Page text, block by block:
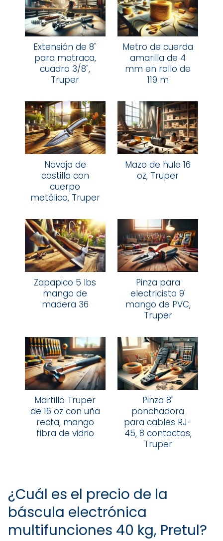
Extensión de 8"
para matraca,
cuadro 3/8",
Truper
Metro de cuerda
amarilla de 4
mm en rollo de
119 m
Navaja de
costilla con
cuerpo
metálico, Truper
Mazo de hule 16
oz, Truper
Zapapico 5 lbs
mango de
madera 36
Pinza para
electricista 9'
mango de PVC,
Truper
Martillo Truper
de 16 oz con uña
recta, mango
fibra de vidrio
Pinza 8"
ponchadora
para cables RJ-
45, 8 contactos,
Truper
¿Cuál es el precio de la
báscula electrónica
multifunciones 40 kg, Pretul?